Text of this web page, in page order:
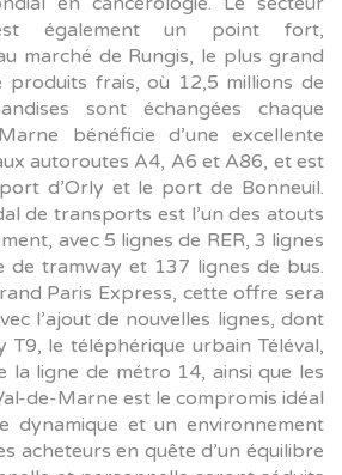
est également un point fort,
marché de Rungis, le plus grand
produits frais, où 12,5 millions de
sont échangées chaque
bénéficie d’une excellente
autoroutes A4, A6 et A86, et est
d’Orly et le port de Bonneuil.
de transports est l’un des atouts
avec 5 lignes de RER, 3 lignes
de tramway et 137 lignes de bus.
Paris Express, cette offre sera
l’ajout de nouvelles lignes, dont
T9, le téléphérique urbain Téléval,
la ligne de métro 14, ainsi que les
de-Marne est le compromis idéal
dynamique et un environnement
acheteurs en quête d’un équilibre